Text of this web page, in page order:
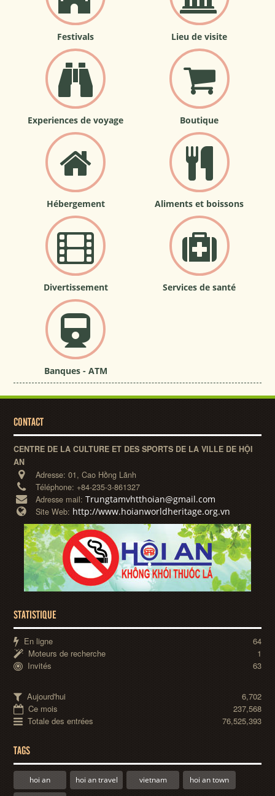
Festivals Lieu de visite
Experiences de voyage Boutique
Hébergement Aliments et boissons
Divertissement Services de santé
Banques - ATM
CONTACT
CENTRE DE LA CULTURE ET DES SPORTS DE LA VILLE DE HỘI
AN
Adresse:01, Cao Hồng Lãnh
Téléphone:+84-235-3-861327
Adresse mail:Trungtamvhtthoian@gmail.com
Site Web: http://www.hoianworldheritage.org.vn
STATISTIQUE
En ligne
64
Moteurs de recherche
1
Invités
63
Aujourd'hui
6,702
Ce mois
237,568
Totale des entrées
76,525,393
TAGS
hoi an hoi an travel vietnam hoi an town